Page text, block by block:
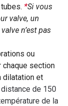
*Si vous
valve, un
n’est pas
ou
section
dilatation et
distance de 150
de la